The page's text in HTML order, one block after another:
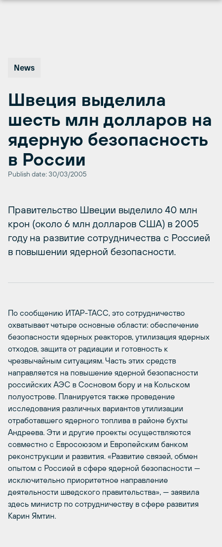
News
Швеция выделила
шесть млн долларов на
ядерную безопасность
в России
Publish date: 30/03/2005
Правительство Швеции выделило 40 млн
крон (около 6 млн долларов США) в 2005
году на развитие сотрудничества с Россией
в повышении ядерной безопасности.
По сообщению ИТАР-ТАСС, это сотрудничество
охватывает четыре основные области: обеспечение
безопасности ядерных реакторов, утилизация ядерных
отходов, защита от радиации и готовность к
чрезвычайным ситуациям. Часть этих средств
направляется на повышение ядерной безопасности
российских АЭС в Сосновом бору и на Кольском
полуострове. Планируется также проведение
исследования различных вариантов утилизации
отработавшего ядерного топлива в районе бухты
Андреева. Эти и другие проекты осуществляются
совместно с Евросоюзом и Европейским банком
реконструкции и развития. «Развитие связей, обмен
опытом с Россией в сфере ядерной безопасности —
исключительно приоритетное направление
деятельности шведского правительства», — заявила
здесь министр по сотрудничеству в сфере развития
Карин Ямтин.